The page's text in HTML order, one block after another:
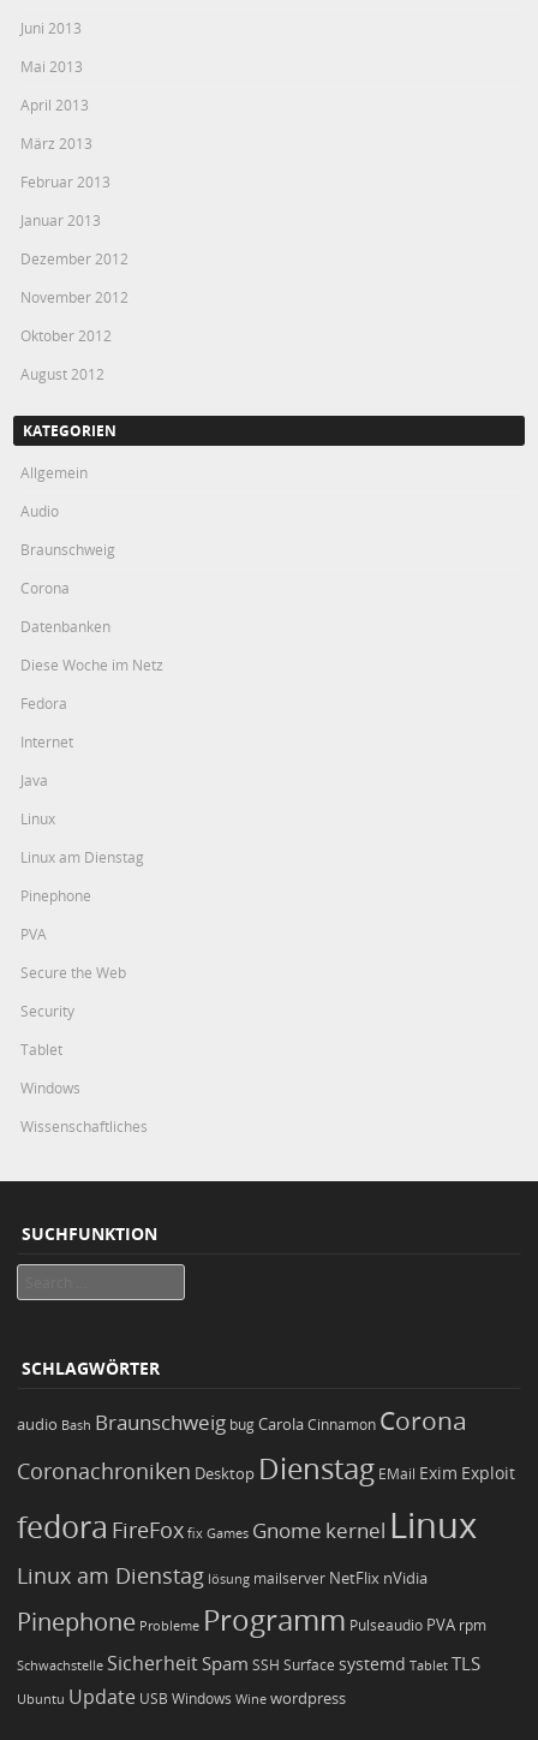
Juni 2013
Mai 2013
April 2013
März 2013
Februar 2013
Januar 2013
Dezember 2012
November 2012
Oktober 2012
August 2012
KATEGORIEN
Allgemein
Audio
Braunschweig
Corona
Datenbanken
Diese Woche im Netz
Fedora
Internet
Java
Linux
Linux am Dienstag
Pinephone
PVA
Secure the Web
Security
Tablet
Windows
Wissenschaftliches
SUCHFUNKTION
SCHLAGWÖRTER
audio Bash Braunschweig bugCarola Cinnamon Corona
Coronachroniken Desktop Dienstag EMail Exim Exploit
fedora FireFox fix Games Gnome kernel Linux
Linux am Dienstag lösung mailserver NetFlix nVidia
Pinephone Probleme Programm Pulseaudio PVA rpm
Schwachstelle Sicherheit Spam SSH Surface systemd Tablet TLS
Ubuntu Update USB Windows Wine wordpress